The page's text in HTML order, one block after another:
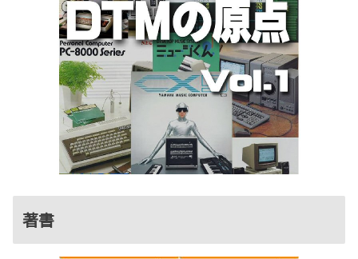
著書